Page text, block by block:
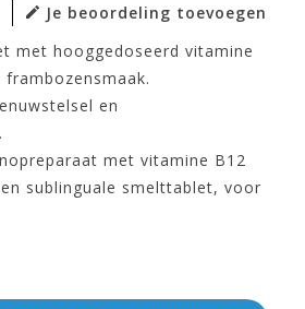
Je beoordeling toevoegen
met hooggedoseerd vitamine
en
met vitamine B12
sublinguale smelttablet, voor